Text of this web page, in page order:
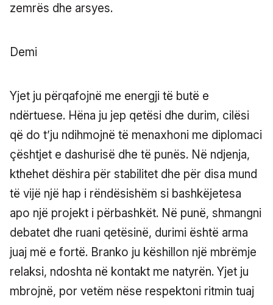
zemrës dhe arsyes.
Demi
Yjet ju përqafojnë me energji të butë e
ndërtuese. Hëna ju jep qetësi dhe durim, cilësi
që do t’ju ndihmojnë të menaxhoni me diplomaci
çështjet e dashurisë dhe të punës. Në ndjenja,
kthehet dëshira për stabilitet dhe për disa mund
të vijë një hap i rëndësishëm si bashkëjetesa
apo një projekt i përbashkët. Në punë, shmangni
debatet dhe ruani qetësinë, durimi është arma
juaj më e fortë. Branko ju këshillon një mbrëmje
relaksi, ndoshta në kontakt me natyrën. Yjet ju
mbrojnë, por vetëm nëse respektoni ritmin tuaj